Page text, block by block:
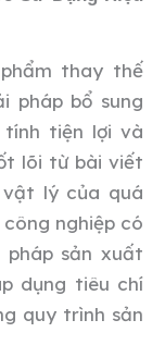
thay thế
pháp bổ sung
tính tiện lợi và
lõi từ bài viết
lý của quá
nghiệp có
pháp sản xuất
dụng tiêu chí
quy trình sản